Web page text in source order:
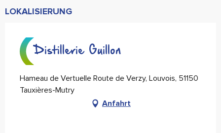
LOKALISIERUNG
Distillerie Guillon
Hameau de Vertuelle Route de Verzy, Louvois, 51150
Tauxières-Mutry
Anfahrt